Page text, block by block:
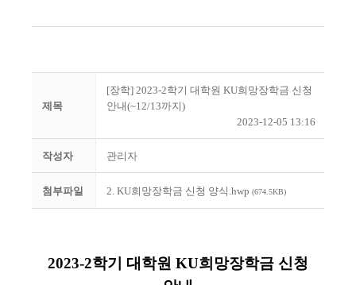
제목
[장학] 2023-2학기 대학원 KU희망장학금 신청
안내(~12/13까지)
2023-12-05 13:16
작성자 관리자
첨부파일 2. KU희망장학금 신청 양식.hwp (674.5KB)
2023-2학기 대학원 KU희망장학금 신청